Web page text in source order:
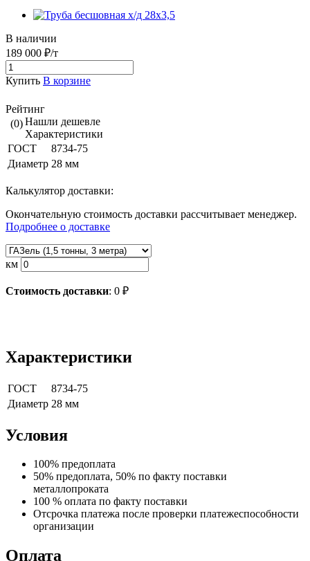
В наличии
189 000 ₽/т
Купить В корзине
Рейтинг
(0)Нашли дешевле
Характеристики
ГОСТ
8734-75
Диаметр 28 мм
Калькулятор доставки:
Окончательную стоимость доставки рассчитывает менеджер.
Подробнее о доставке
км
Стоимость доставки: 0 ₽
Характеристики
ГОСТ
8734-75
Диаметр 28 мм
Условия
100% предоплата
50% предоплата, 50% по факту поставки
металлопроката
100 % оплата по факту поставки
Отсрочка платежа после проверки платежеспособности
организации
Оплата